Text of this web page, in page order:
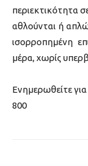
περιεκτικότητα
αθλούνται ή
ισορροπημένη
μέρα, χωρίς
Ενημερωθείτε
800